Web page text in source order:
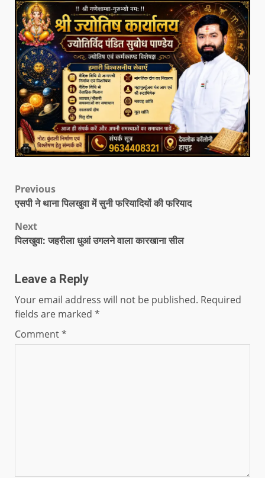
Previous
एसपी ने थाना पिलखुवा में सुनी फरियादियों की फरियाद
Next
पिलखुवा: जहरीला धुआं उगलने वाला कारखाना सील
Leave a Reply
Your email address will not be published. Required
fields are marked *
Comment*